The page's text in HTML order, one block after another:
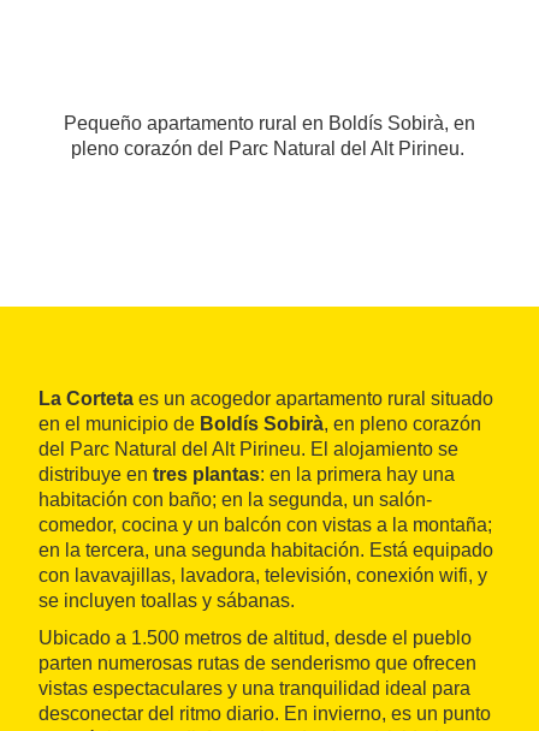
Pequeño apartamento rural en Boldís Sobirà, en
pleno corazón del Parc Natural del Alt Pirineu.
La Corteta es un acogedor apartamento rural situado
en el municipio de Boldís Sobirà, en pleno corazón
del Parc Natural del Alt Pirineu. El alojamiento se
distribuye en tres plantas: en la primera hay una
habitación con baño; en la segunda, un salón-
comedor, cocina y un balcón con vistas a la montaña;
en la tercera, una segunda habitación. Está equipado
con lavavajillas, lavadora, televisión, conexión wifi, y
se incluyen toallas y sábanas.
Ubicado a 1.500 metros de altitud, desde el pueblo
parten numerosas rutas de senderismo que ofrecen
vistas espectaculares y una tranquilidad ideal para
desconectar del ritmo diario. En invierno, es un punto